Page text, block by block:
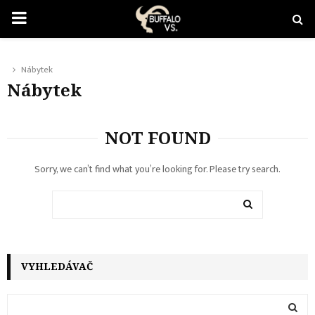
PRIMARY
Nábytek
Nábytek
NOT FOUND
Sorry, we can’t find what you’re looking for. Please try search.
VYHLEDÁVAČ